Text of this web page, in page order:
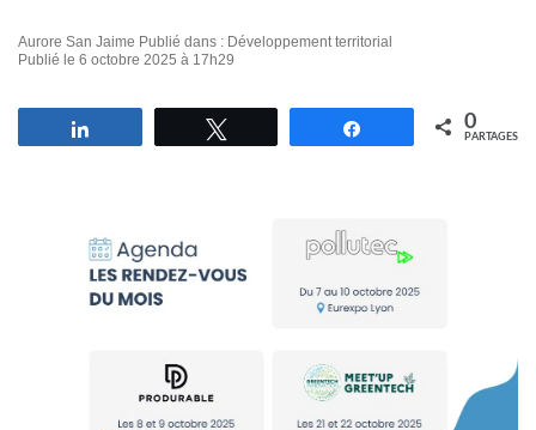
Aurore San Jaime Publié dans : Développement territorial
Publié le 6 octobre 2025 à 17h29
Partagez 0
PARTAGES